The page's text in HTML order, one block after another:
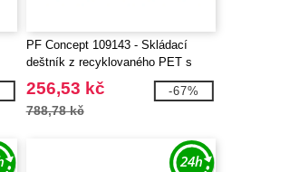
PF Concept 109143 - Skládací
deštník z recyklovaného PET s
automatickým
otevíráním/zavíráním Bo 21"
256,53 kč
788,78 kč
-67%